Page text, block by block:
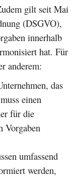
gilt seit Mai
(DSGVO),
innerhalb
hat. Für
anderem:
das
einen
für die
Vorgaben
umfassend
werden,